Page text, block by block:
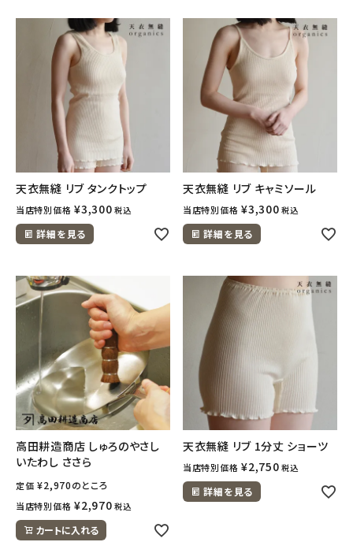
天衣無縫 リブ タンクトップ
当店特別価格 ¥3,300 税込
詳細を見る
天衣無縫 リブ キャミソール
当店特別価格 ¥3,300 税込
詳細を見る
高田耕造商店 しゅろのやさし
いたわし ささら
定価 ¥2,970のところ
当店特別価格 ¥2,970 税込
カートに入れる
天衣無縫 リブ 1分丈 ショーツ
当店特別価格 ¥2,750 税込
詳細を見る